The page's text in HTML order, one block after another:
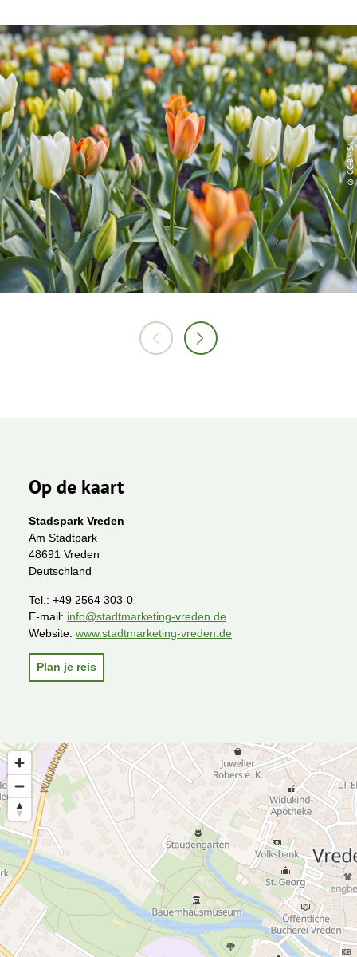
© CC-BY-SA |
Op de kaart
Stadspark Vreden
Am Stadtpark
48691 Vreden
Deutschland
Tel.: +49 2564 303-0
E-mail: info@stadtmarketing-vreden.de
Website: www.stadtmarketing-vreden.de
Plan je reis